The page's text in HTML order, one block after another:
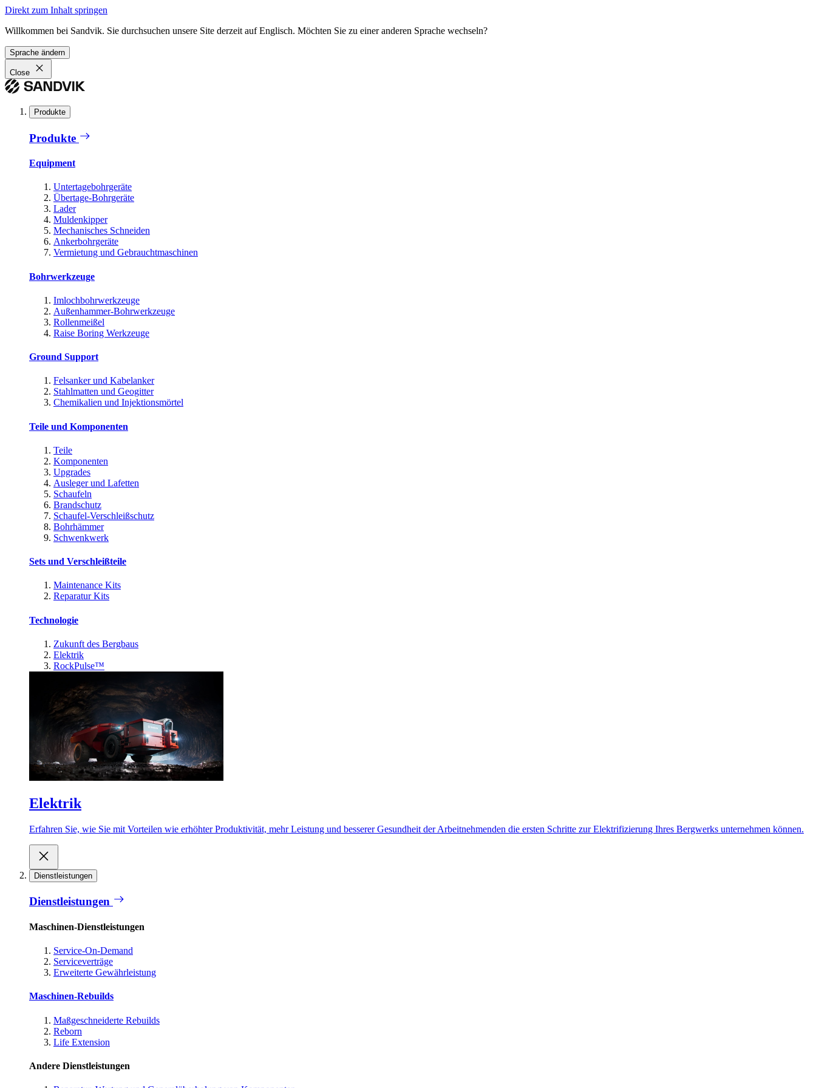
Direkt zum Inhalt springen
Willkommen bei Sandvik. Sie durchsuchen unsere Site derzeit auf Englisch. Möchten Sie zu einer anderen Sprache wechseln?
Sprache ändern
Close
Produkte
Produkte
Equipment
Untertagebohrgeräte
Übertage-Bohrgeräte
Lader
Muldenkipper
Mechanisches Schneiden
Ankerbohrgeräte
Vermietung und Gebrauchtmaschinen
Bohrwerkzeuge
Imlochbohrwerkzeuge
Außenhammer-Bohrwerkzeuge
Rollenmeißel
Raise Boring Werkzeuge
Ground Support
Felsanker und Kabelanker
Stahlmatten und Geogitter
Chemikalien und Injektionsmörtel
Teile und Komponenten
Teile
Komponenten
Upgrades
Ausleger und Lafetten
Schaufeln
Brandschutz
Schaufel-Verschleißschutz
Bohrhämmer
Schwenkwerk
Sets und Verschleißteile
Maintenance Kits
Reparatur Kits
Technologie
Zukunft des Bergbaus
Elektrik
RockPulse™
Elektrik
Erfahren Sie, wie Sie mit Vorteilen wie erhöhter Produktivität, mehr Leistung und besserer Gesundheit der Arbeitnehmenden die ersten Schritte zur Elektrifizierung Ihres Bergwerks unternehmen können.
Dienstleistungen
Dienstleistungen
Maschinen-Dienstleistungen
Service-On-Demand
Serviceverträge
Erweiterte Gewährleistung
Maschinen-Rebuilds
Maßgeschneiderte Rebuilds
Reborn
Life Extension
Andere Dienstleistungen